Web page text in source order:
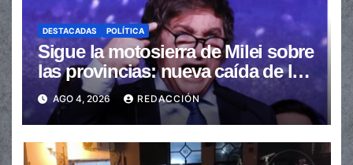
DESTACADAS POLÍTICA
Sigue la motosierra de Milei sobre
las provincias: nueva caída de las
transferencias no automáticas
AGO 4, 2026 REDACCIÓN